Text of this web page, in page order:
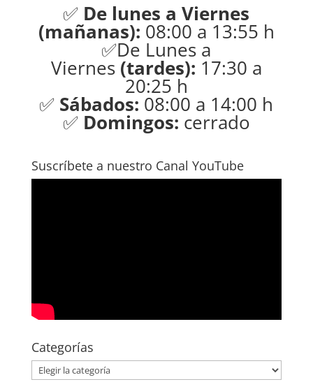
✅ De lunes a Viernes
(mañanas): 08:00 a 13:55 h
✅De Lunes a
Viernes(tardes): 17:30 a
20:25 h
✅ Sábados: 08:00 a 14:00 h
✅ Domingos: cerrado
Suscríbete a nuestro Canal YouTube
Categorías
Categorías